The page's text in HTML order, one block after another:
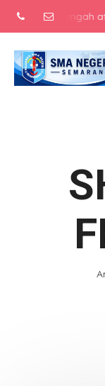
menengah